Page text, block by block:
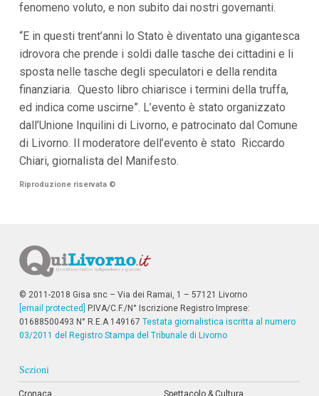
fenomeno voluto, e non subito dai nostri governanti.
“E in questi trent’anni lo Stato è diventato una gigantesca
idrovora che prende i soldi dalle tasche dei cittadini e li
sposta nelle tasche degli speculatori e della rendita
finanziaria. Questo libro chiarisce i termini della truffa,
ed indica come uscirne”. L’evento è stato organizzato
dall’Unione Inquilini di Livorno, e patrocinato dal Comune
di Livorno. Il moderatore dell’evento è stato Riccardo
Chiari, giornalista del Manifesto.
Riproduzione riservata ©
© 2011-2018 Gisa snc – Via dei Ramai, 1 – 57121 Livorno
[email protected]
P.IVA/C.F./N° Iscrizione Registro Imprese:
01688500493 N° R.E.A 149167 Testata giornalistica iscritta al numero
03/2011 del Registro Stampa del Tribunale di Livorno
Sezioni